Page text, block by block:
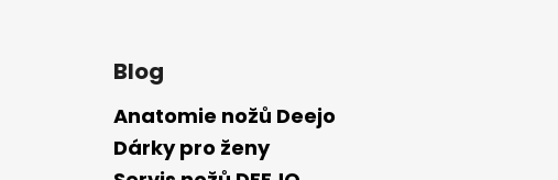
Blog
Anatomie nožů Deejo
Dárky pro ženy